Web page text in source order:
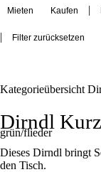
|
|
Kategorieübersicht
Dirndl
grün/flieder
Dieses Dirndl bringt
den Tisch.